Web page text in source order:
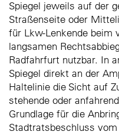
Spiegel jeweils auf der
Straßenseite oder
für Lkw-Lenkende beim
langsamen
Radfahrfurt nutzbar. In
Spiegel direkt an der
Haltelinie die Sicht auf
stehende oder
Grundlage für die
Stadtratsbeschluss